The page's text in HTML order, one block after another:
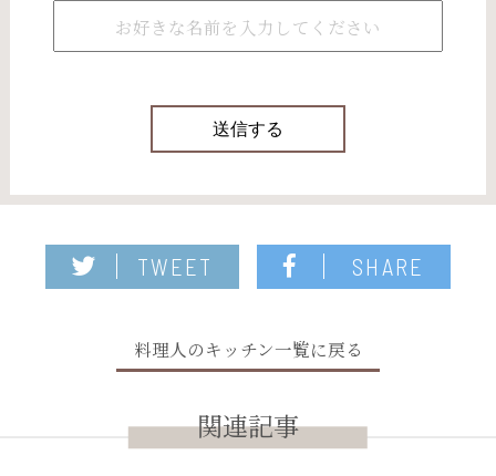
TWEET SHARE
料理人のキッチン一覧に戻る
関連記事